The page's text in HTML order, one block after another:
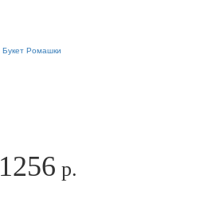
1256 р.